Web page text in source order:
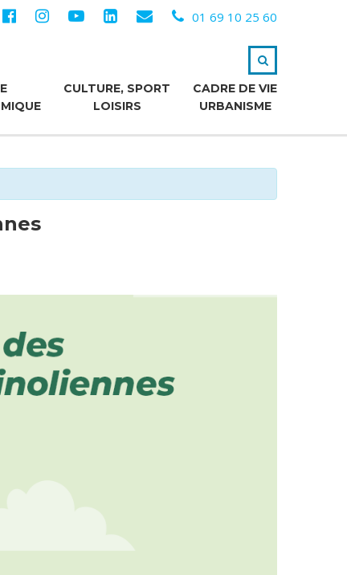
01 69 10 25 60
CULTURE, SPORT
LOISIRS
CADRE DE VIE
URBANISME